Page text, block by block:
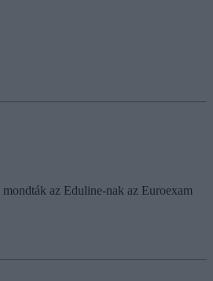
az Eduline-nak az Euroexam